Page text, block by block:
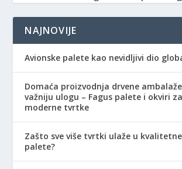
NAJNOVIJE
Avionske palete kao nevidljivi dio
Domaća proizvodnja drvene
važniju ulogu – Fagus palete i okviri
moderne tvrtke
Zašto sve više tvrtki ulaže u
palete?